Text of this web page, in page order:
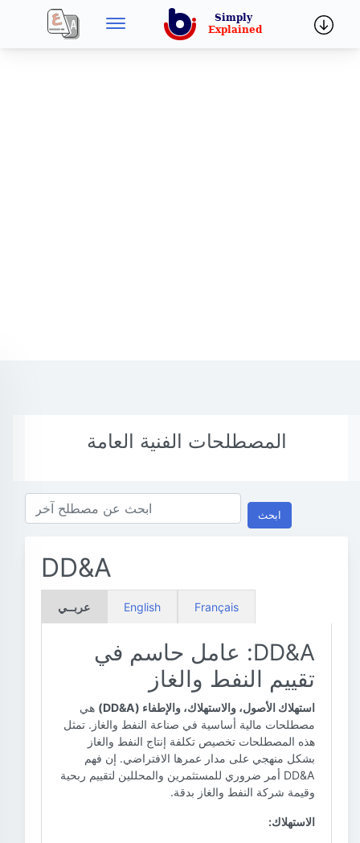
المصطلحات الفنية العامة
ابحث
DD&A
عربــي English Français
DD&A: عامل حاسم في
تقييم النفط والغاز
استهلاك الأصول، والاستهلاك، والإطفاء (DD&A)
هي
مصطلحات مالية أساسية في صناعة النفط والغاز. تمثل
هذه المصطلحات تخصيص تكلفة إنتاج النفط والغاز
بشكل منهجي على مدار عمرها الافتراضي. إن فهم
DD&A أمر ضروري للمستثمرين والمحللين لتقييم ربحية
وقيمة شركة النفط والغاز بدقة.
الاستهلاك: